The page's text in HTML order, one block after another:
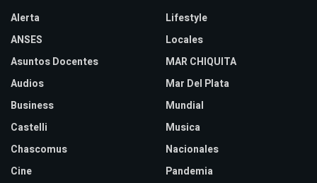
Alerta
ANSES
Asuntos Docentes
Audios
Business
Castelli
Chascomus
Cine
Lifestyle
Locales
MAR CHIQUITA
Mar Del Plata
Mundial
Musica
Nacionales
Pandemia